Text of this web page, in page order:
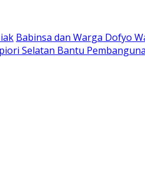
Babinsa dan Warga Dofyo
Selatan Bantu